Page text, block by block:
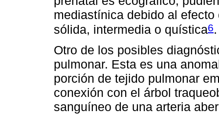
mediastínica debido al
sólida, intermedia o quística6.
Otro de los posibles
pulmonar. Esta es una
porción de tejido pulmonar
conexión con el árbol
sanguíneo de una arteria